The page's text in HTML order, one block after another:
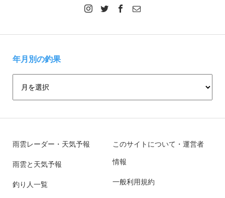
年月別の釣果
雨雲レーダー・天気予報
雨雲と天気予報
釣り人一覧
このサイトについて・運営者
情報
一般利用規約